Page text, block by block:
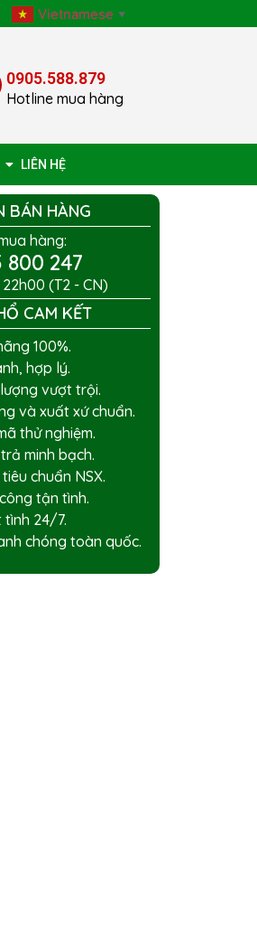
Vietnamese ▼
0905.588.879
Hotline mua hàng
LIÊN HỆ
BÁN HÀNG
hàng:
800 247
(T2 - CN)
CAM KẾT
100%.
hợp lý.
vượt trội.
và xuất xứ chuẩn.
thử nghiệm.
minh bạch.
chuẩn NSX.
tận tình.
tình 24/7.
chóng toàn quốc.